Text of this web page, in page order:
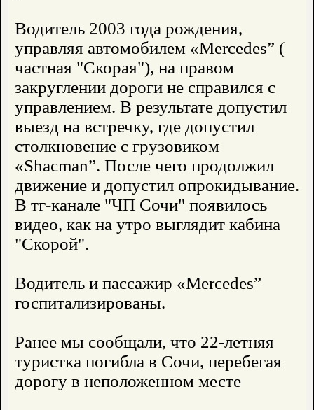
Водитель 2003 года рождения,
управляя автомобилем «Mercedes” (
частная "Скорая"), на правом
закруглении дороги не справился с
управлением. В результате допустил
выезд на встречку, где допустил
столкновение с грузовиком
«Shacman”. После чего продолжил
движение и допустил опрокидывание.
В тг-канале "ЧП Сочи" появилось
видео, как на утро выглядит кабина
"Скорой".
Водитель и пассажир «Mercedes”
госпитализированы.
Ранее мы сообщали, что 22-летняя
туристка погибла в Сочи, перебегая
дорогу в неположенном месте